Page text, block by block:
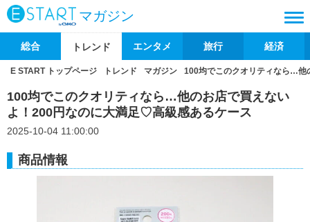
マガジン
総合 トレンド エンタメ 旅行 経済
E START トップページ トレンド マガジン 100均でこのクオリティなら…他
100均でこのクオリティなら…他のお店で買えない
よ！200円なのに大満足♡高級感あるケース
2025-10-04 11:00:00
商品情報